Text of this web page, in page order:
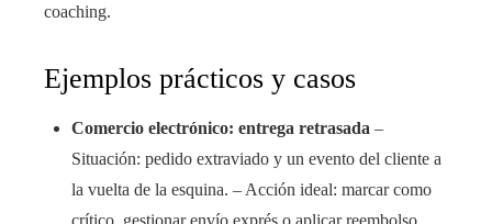
coaching.
Ejemplos prácticos y casos
Comercio electrónico: entrega retrasada –
Situación: pedido extraviado y un evento del cliente a
la vuelta de la esquina. – Acción ideal: marcar como
crítico, gestionar envío exprés o aplicar reembolso